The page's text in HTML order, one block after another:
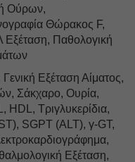
Ούρων,
Θώρακος F,
Παθολογική
Γενική Εξέταση Αίματος,
Σάκχαρο, Ουρία,
HDL, Τριγλυκερίδια,
SGPT (ALT), γ-GT,
Εξέταση,